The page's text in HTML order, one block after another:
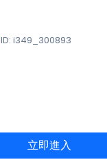
ID: i349_300893
立即進入